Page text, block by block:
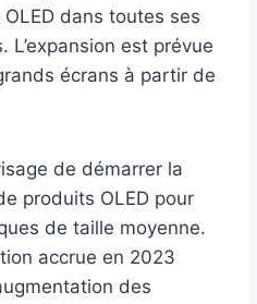
dans toutes ses
L’expansion est prévue
écrans à partir de
de démarrer la
produits OLED pour
de taille moyenne.
accrue en 2023
des